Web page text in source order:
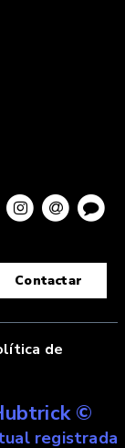
Contactar
de
©
registrada